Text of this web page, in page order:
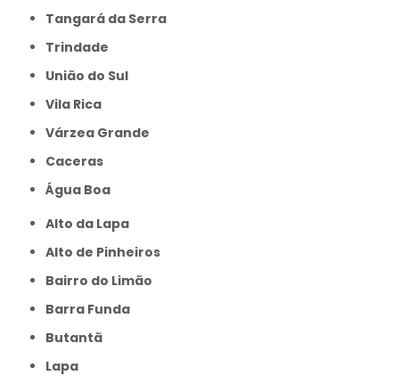
Tangará da Serra
Trindade
União do Sul
Vila Rica
Várzea Grande
caceras
Água Boa
Alto da Lapa
Alto de Pinheiros
Bairro do Limão
Barra Funda
Butantã
Lapa